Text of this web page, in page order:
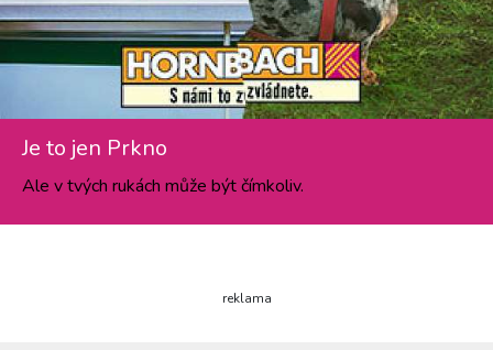
Je to jen Prkno
Ale v tvých rukách může být čímkoliv.
reklama